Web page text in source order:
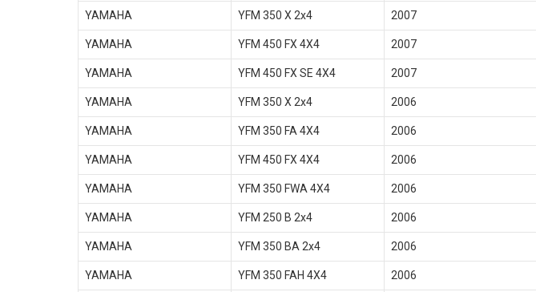
YAMAHA YFM 350 X 2x4 2007
YAMAHA YFM 450 FX 4X4 2007
YAMAHA YFM 450 FX SE 4X4 2007
YAMAHA YFM 350 X 2x4 2006
YAMAHA YFM 350 FA 4X4 2006
YAMAHA YFM 450 FX 4X4 2006
YAMAHA YFM 350 FWA 4X4 2006
YAMAHA YFM 250 B 2x4 2006
YAMAHA YFM 350 BA 2x4 2006
YAMAHA YFM 350 FAH 4X4 2006